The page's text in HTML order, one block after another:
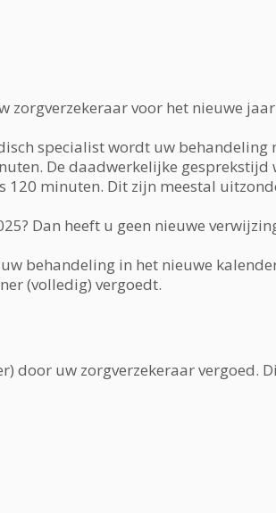
zorgverzekeraar voor het nieuwe
specialist wordt uw behandeling
De daadwerkelijke gesprekstijd
minuten. Dit zijn meestal
Dan heeft u geen nieuwe
behandeling in het nieuwe
(volledig) vergoedt.
door uw zorgverzekeraar vergoed.